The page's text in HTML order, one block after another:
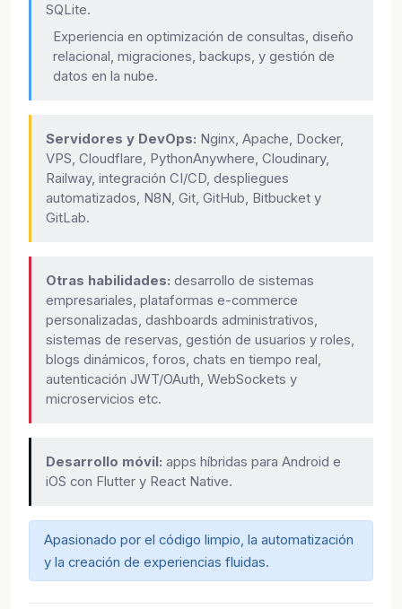
SQLite.
Experiencia en optimización de consultas, diseño
relacional, migraciones, backups, y gestión de
datos en la nube.
Servidores y DevOps: Nginx, Apache, Docker,
VPS, Cloudflare, PythonAnywhere, Cloudinary,
Railway, integración CI/CD, despliegues
automatizados, N8N, Git, GitHub, Bitbucket y
GitLab.
Otras habilidades: desarrollo de sistemas
empresariales, plataformas e-commerce
personalizadas, dashboards administrativos,
sistemas de reservas, gestión de usuarios y roles,
blogs dinámicos, foros, chats en tiempo real,
autenticación JWT/OAuth, WebSockets y
microservicios etc.
Desarrollo móvil: apps híbridas para Android e
iOS con Flutter y React Native.
Apasionado por el código limpio, la automatización
y la creación de experiencias fluidas.